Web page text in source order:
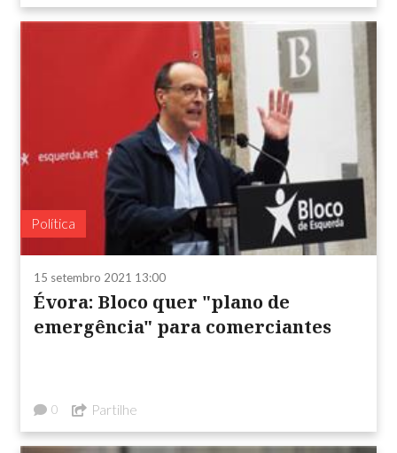
Política
15 setembro 2021 13:00
Évora: Bloco quer "plano de
emergência" para comerciantes
0 Partilhe